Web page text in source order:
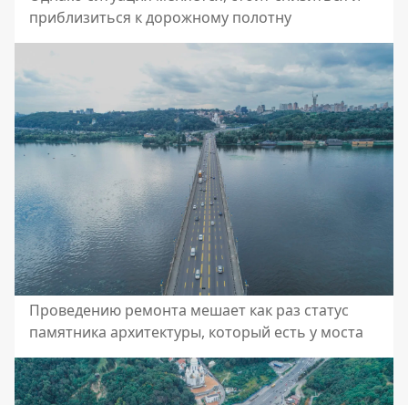
приблизиться к дорожному полотну
Проведению ремонта мешает как раз статус
памятника архитектуры, который есть у моста